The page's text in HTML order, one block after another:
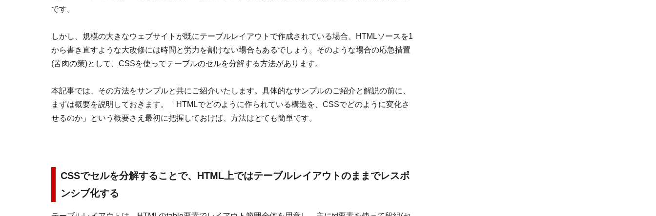
です。
しかし、規模の大きなウェブサイトが既にテーブルレイアウトで作成されている場合、HTMLソースを1
から書き直すような大改修には時間と労力を割けない場合もあるでしょう。そのような場合の応急措置
(苦肉の策)として、CSSを使ってテーブルのセルを分解する方法があります。
本記事では、その方法をサンプルと共にご紹介いたします。具体的なサンプルのご紹介と解説の前に、
まずは概要を説明しておきます。「HTMLでどのように作られている構造を、CSSでどのように変化さ
せるのか」という概要さえ最初に把握しておけば、方法はとても簡単です。
CSSでセルを分解することで、HTML上ではテーブルレイアウトのままでレスポ
ンシブ化する